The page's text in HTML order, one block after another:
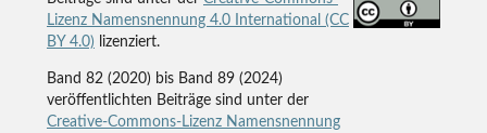
Lizenz Namensnennung 4.0 International (CC
BY 4.0) lizenziert.
Band 82 (2020) bis Band 89 (2024)
veröffentlichten Beiträge sind unter der
Creative-Commons-Lizenz Namensnennung